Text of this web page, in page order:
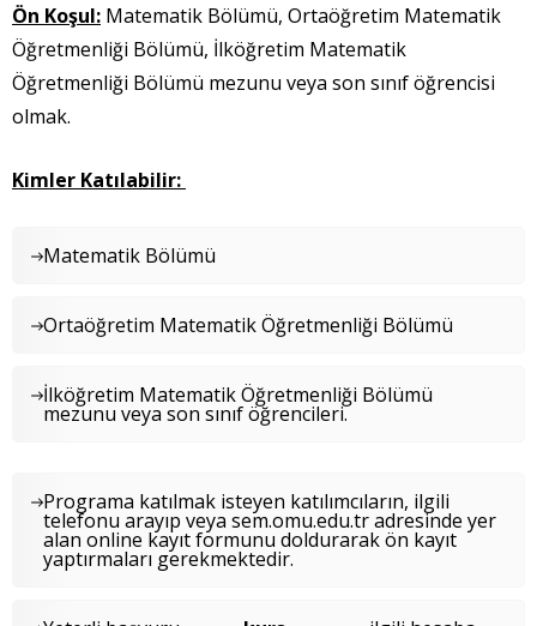
Ön Koşul: Matematik Bölümü, Ortaöğretim Matematik
Öğretmenliği Bölümü, İlköğretim Matematik
Öğretmenliği Bölümü mezunu veya son sınıf öğrencisi
olmak.
Kimler Katılabilir:
Matematik Bölümü
Ortaöğretim Matematik Öğretmenliği Bölümü
İlköğretim Matematik Öğretmenliği Bölümü
mezunu veya son sınıf öğrencileri.
Programa katılmak isteyen katılımcıların, ilgili
telefonu arayıp veya sem.omu.edu.tr adresinde yer
alan online kayıt formunu doldurarak ön kayıt
yaptırmaları gerekmektedir.